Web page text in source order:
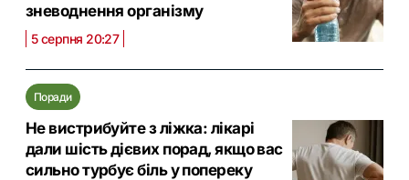
зневоднення організму
5 серпня 20:27
Поради
Не вистрибуйте з ліжка: лікарі
дали шість дієвих порад, якщо вас
сильно турбує біль у попереку